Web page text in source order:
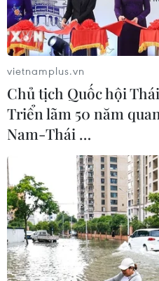
vietnamplus.vn
Chủ tịch Quốc hội
Triển lãm 50 năm
Nam-Thái …